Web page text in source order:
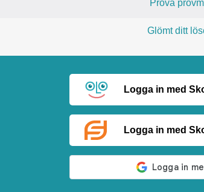
Pröva
Glömt ditt
Logga in med
Logga in med